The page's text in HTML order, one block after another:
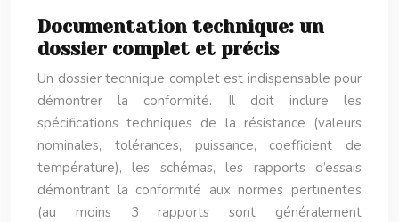
Documentation technique: un
dossier complet et précis
Un dossier technique complet est indispensable pour
démontrer la conformité. Il doit inclure les
spécifications techniques de la résistance (valeurs
nominales, tolérances, puissance, coefficient de
température), les schémas, les rapports d’essais
démontrant la conformité aux normes pertinentes
(au moins 3 rapports sont généralement